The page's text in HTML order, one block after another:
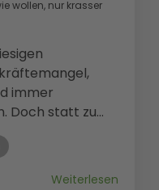
wollen, nur krasser
immer
Doch statt zu...
Weiterlesen